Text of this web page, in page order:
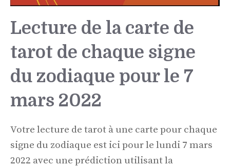
Lecture de la carte de
tarot de chaque signe
du zodiaque pour le 7
mars 2022
Votre lecture de tarot à une carte pour chaque
signe du zodiaque est ici pour le lundi 7 mars
2022 avec une prédiction utilisant la